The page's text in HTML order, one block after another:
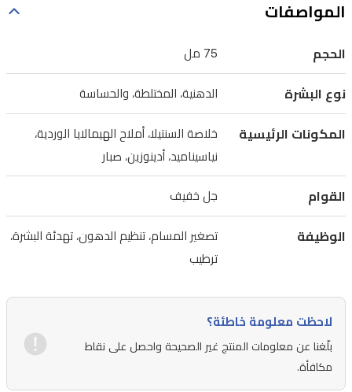
تركيبته
الغنية
بخلاصة
السنتيلا
آسياتيكا
النقية
مدغشقر،
يعمل
الكريم
والتهيج
فوراً
المواصفات
الحجم 75 مل
نوع البشرة الدهنية، المختلطة، والحساسة
المكونات الرئيسية
خلاصة السنتيلا، أملاح الهيمالايا الوردية،
نياسيناميد، أدينوزين، صبار
القوام جل خفيف
الوظيفة
تصغير المسام، تنظيم الدهون، تهدئة البشرة،
ترطيب
لاحظت معلومة خاطئة؟
بلّغنا عن معلومات المنتج غير الصحيحة واحصل على نقاط
مكافأة.